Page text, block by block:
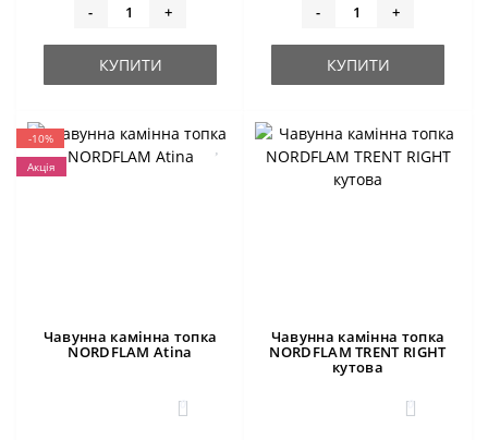
- +
КУПИТИ
- +
КУПИТИ
-10%
Акція
Чавунна камінна топка
NORDFLAM Atina
0
Чавунна камінна топка
NORDFLAM TRENT RIGHT
кутова
0